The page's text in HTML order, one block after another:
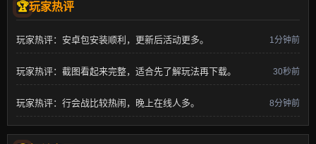
玩家热评
玩家热评：安卓包安装顺利，更新后活动更多。 1分钟前
玩家热评：截图看起来完整，适合先了解玩法再下载。 30秒前
玩家热评：行会战比较热闹，晚上在线人多。 8分钟前